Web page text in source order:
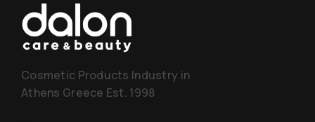
Cosmetic Products Industry in
Athens Greece Est. 1998